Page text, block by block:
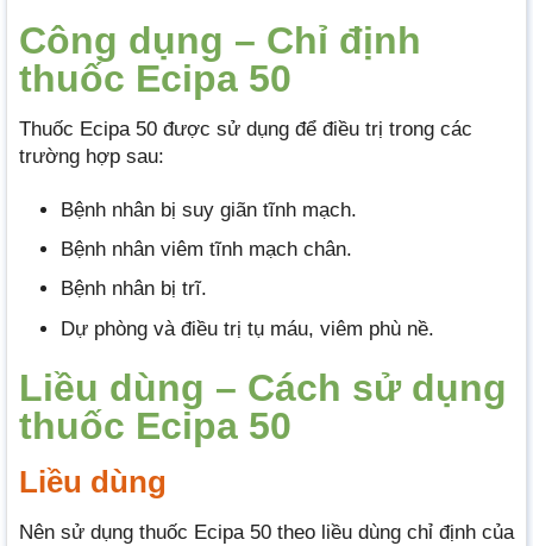
Công dụng – Chỉ định
thuốc Ecipa 50
Thuốc Ecipa 50 được sử dụng để điều trị trong các
trường hợp sau:
Bệnh nhân bị suy giãn tĩnh mạch.
Bệnh nhân viêm tĩnh mạch chân.
Bệnh nhân bị trĩ.
Dự phòng và điều trị tụ máu, viêm phù nề.
Liều dùng – Cách sử dụng
thuốc Ecipa 50
Liều dùng
Nên sử dụng thuốc Ecipa 50 theo liều dùng chỉ định của